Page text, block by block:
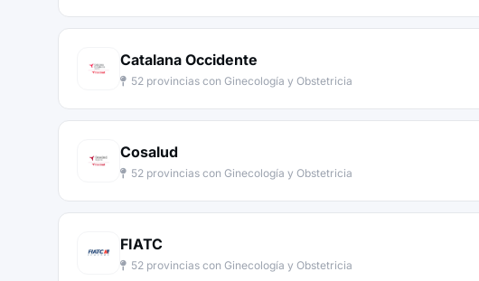
Catalana Occidente
52 provincias con Ginecología y Obstetricia
Cosalud
52 provincias con Ginecología y Obstetricia
FIATC
52 provincias con Ginecología y Obstetricia